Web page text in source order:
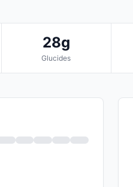
28g
Glucides